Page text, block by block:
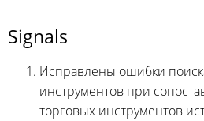
Signals
Исправлены ошибки
инструментов при
торговых инструментов